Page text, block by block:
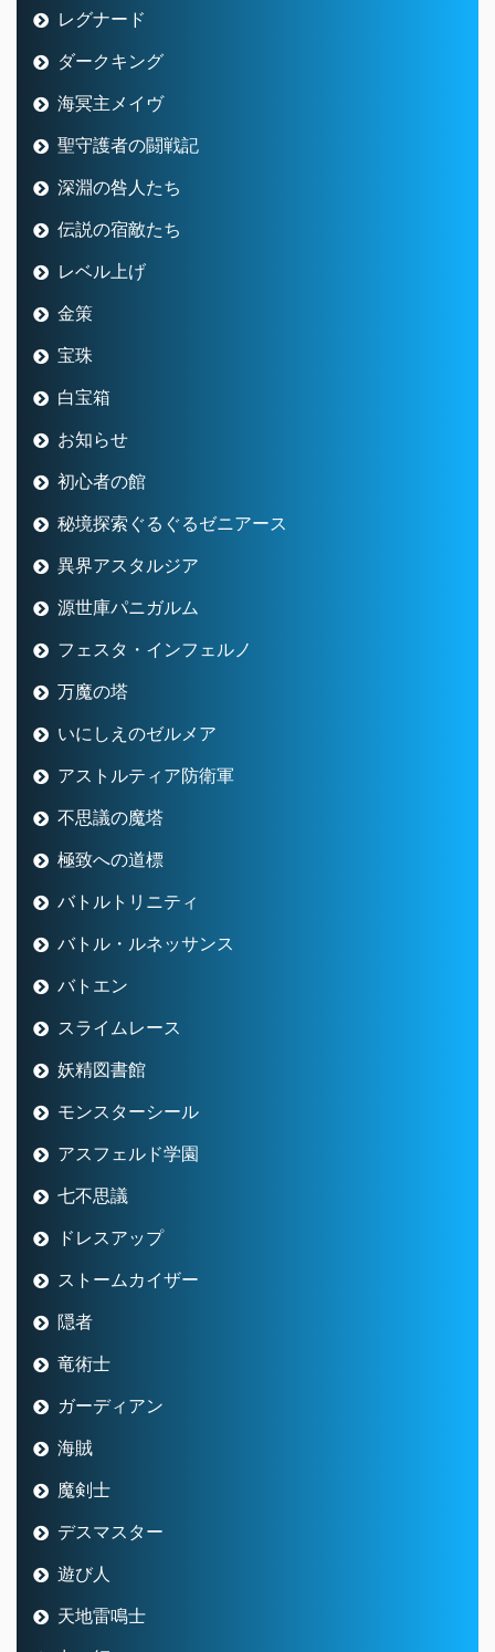
レグナード
ダークキング
海冥主メイヴ
聖守護者の闘戦記
深淵の咎人たち
伝説の宿敵たち
レベル上げ
金策
宝珠
白宝箱
お知らせ
初心者の館
秘境探索ぐるぐるゼニアース
異界アスタルジア
源世庫パニガルム
フェスタ・インフェルノ
万魔の塔
いにしえのゼルメア
アストルティア防衛軍
不思議の魔塔
極致への道標
バトルトリニティ
バトル・ルネッサンス
バトエン
スライムレース
妖精図書館
モンスターシール
アスフェルド学園
七不思議
ドレスアップ
ストームカイザー
隠者
竜術士
ガーディアン
海賊
魔剣士
デスマスター
遊び人
天地雷鳴士